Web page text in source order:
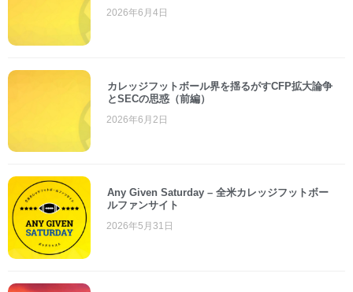
2026年6月4日
カレッジフットボール界を揺るがすCFP拡大論争
とSECの思惑（前編）
2026年6月2日
Any Given Saturday – 全米カレッジフットボー
ルファンサイト
2026年5月31日